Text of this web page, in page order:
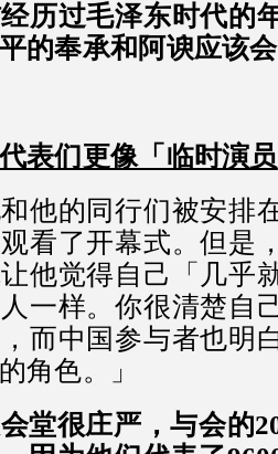
历过毛泽东时代的
的奉承和阿谀应该
表们更像「临时演员
他的同行们被安排
看了开幕式。但是
他觉得自己「几乎
一样。你很清楚自
而中国参与者也明
角色。」
堂很庄严，与会的